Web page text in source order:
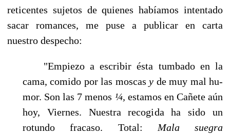
reticentes sujetos de quienes habíamos intentado
sa­car romances, me puse a publicar en carta
nuestro despecho:
"Empiezo a escribir ésta tumbado en la
cama, comido por las moscasy de muy mal hu­
mor. Son las 7 menos ¼, estamos en Cañete aún
hoy, Viernes. Nuestra recogida ha sido un
rotundo fracaso. Total: Mala suegra